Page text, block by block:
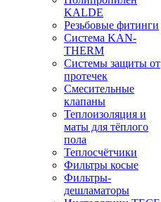
KALDE
Резьбовые фитинги
Система KAN-
THERM
Системы защиты от
протечек
Смесительные
клапаны
Теплоизоляция и
маты для тёплого
пола
Теплосчётчики
Фильтры косые
Фильтры-
дешламаторы